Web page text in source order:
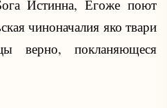
Истинна, Егоже поют
чиноначалия яко твари
верно, покланяющеся